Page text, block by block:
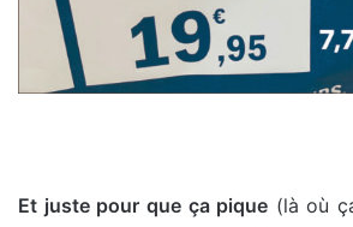
Et juste pour que ça pique (là où